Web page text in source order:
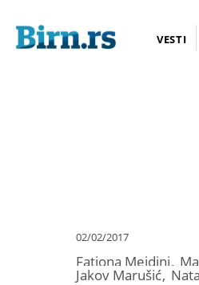
VESTI
02/02/2017
Fatjona Mejdini,
Jakov Marušić,